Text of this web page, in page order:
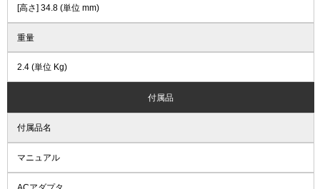
[高さ] 34.8 (単位 mm)
重量
2.4 (単位 Kg)
付属品
付属品名
マニュアル